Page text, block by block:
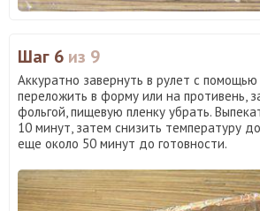
Шаг 6 из 9
Аккуратно завернуть в рулет с помощью
переложить в форму или на противень,
фольгой, пищевую пленку убрать.
10 минут, затем снизить температуру
еще около 50 минут до готовности.